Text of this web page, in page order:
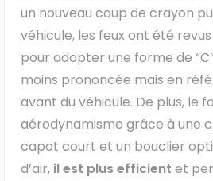
un nouveau coup de crayon
véhicule, les feux ont été
pour adopter une forme de
moins prononcée mais en
avant du véhicule. De plus, le
aérodynamisme grâce à une
capot court et un bouclier
d’air, il est plus efficient et